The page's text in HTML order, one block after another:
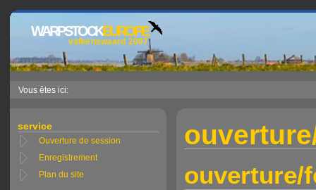
WARPSTOCKEUROPE
valkenswaard 2007
Vous êtes ici:
service
Ouverture de session
Enregistrement
Plan du site
ouverture/